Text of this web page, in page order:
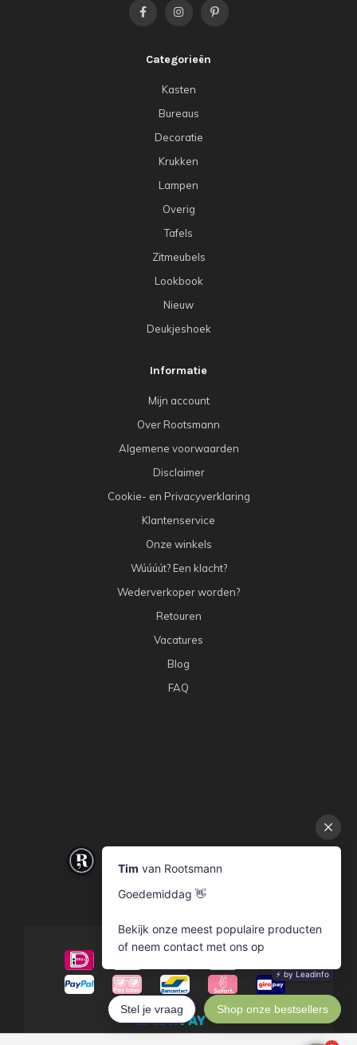
Categorieën
Kasten
Bureaus
Decoratie
Krukken
Lampen
Overig
Tafels
Zitmeubels
Lookbook
Nieuw
Deukjeshoek
Informatie
Mijn account
Over Rootsmann
Algemene voorwaarden
Disclaimer
Cookie- en Privacyverklaring
Klantenservice
Onze winkels
Wúúúút? Een klacht?
Wederverkoper worden?
Retouren
Vacatures
Blog
FAQ